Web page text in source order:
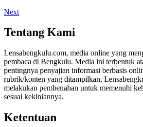
Next
Tentang Kami
Lensabengkulu.com, media online yang
pembaca di Bengkulu. Media ini terbentuk
pentingnya penyajian informasi berbasis
rubrik/konten yang ditampilkan,
melakukan pembenahan untuk memenuhi
sesuai kekiniannya.
Ketentuan